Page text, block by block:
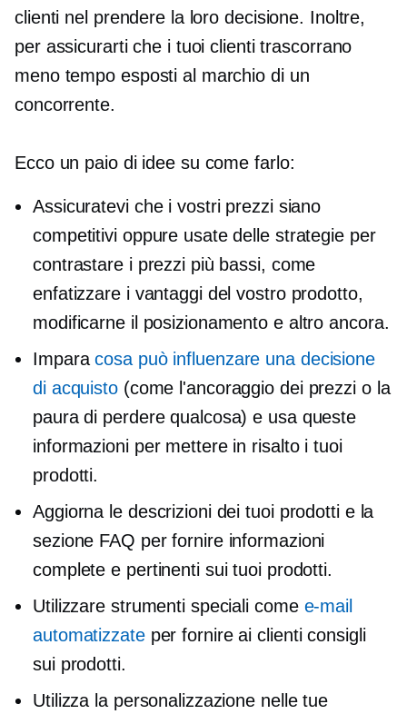
clienti nel prendere la loro decisione. Inoltre,
per assicurarti che i tuoi clienti trascorrano
meno tempo esposti al marchio di un
concorrente.
Ecco un paio di idee su come farlo:
Assicuratevi che i vostri prezzi siano
competitivi oppure usate delle strategie per
contrastare i prezzi più bassi, come
enfatizzare i vantaggi del vostro prodotto,
modificarne il posizionamento e altro ancora.
Imparacosa può influenzare una decisione
di acquisto(come l'ancoraggio dei prezzi o la
paura di perdere qualcosa) e usa queste
informazioni per mettere in risalto i tuoi
prodotti.
Aggiorna le descrizioni dei tuoi prodotti e la
sezione FAQ per fornire informazioni
complete e pertinenti sui tuoi prodotti.
Utilizzare strumenti speciali come e-mail
automatizzateper fornire ai clienti consigli
sui prodotti.
Utilizza la personalizzazione nelle tue